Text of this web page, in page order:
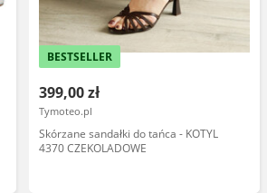
BESTSELLER
399,00 zł
Tymoteo.pl
Skórzane sandałki do tańca - KOTYL
4370 CZEKOLADOWE